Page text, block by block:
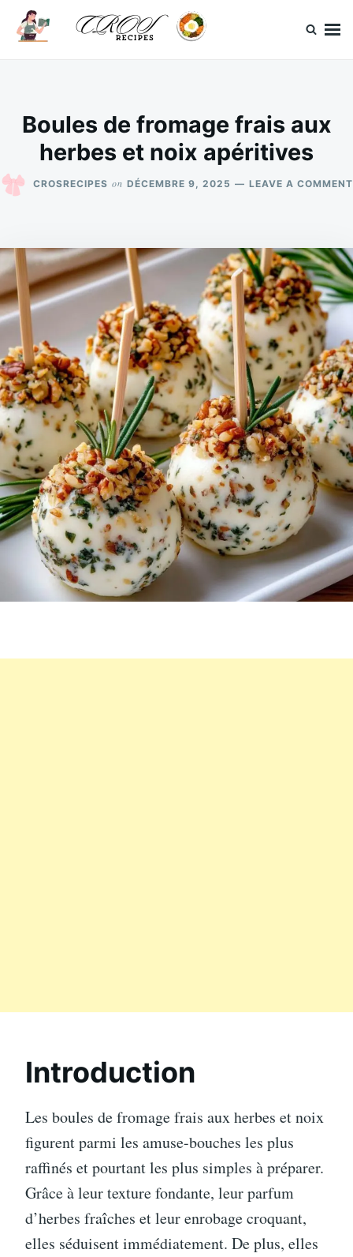
SkipSearch
for:
Boules de fromage frais aux
herbes et noix apéritives
CROSRECIPES on DÉCEMBRE 9, 2025 LEAVE A COMMENT
Introduction
Les boules de fromage frais aux herbes et noix
figurent parmi les amuse-bouches les plus
raffinés et pourtant les plus simples à préparer.
Grâce à leur texture fondante, leur parfum
d’herbes fraîches et leur enrobage croquant,
elles séduisent immédiatement. De plus, elles